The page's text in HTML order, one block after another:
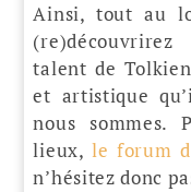
Ainsi, tout au
talent de
et artistique
nous sommes.
lieux,le forum
n’hésitez donc